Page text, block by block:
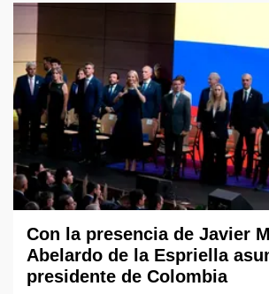
Con la presencia de Javier
Abelardo de la Espriella
presidente de Colombia